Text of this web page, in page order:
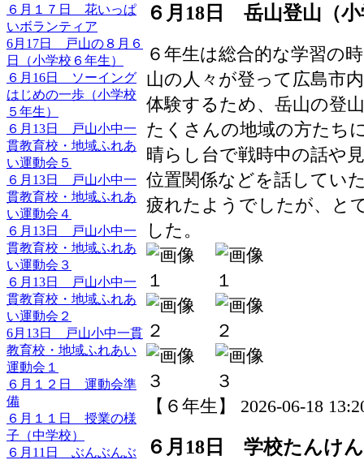
６月１７日 花いっぱ
いボランティア
6月17日 戸山の８月６
日（小学校６年生）
６月16日 ソーイング
はじめの一歩（小学校
５年生）
６月13日 戸山小中一
貫教育校・地域ふれあ
い運動会５
６月13日 戸山小中一
貫教育校・地域ふれあ
い運動会４
６月13日 戸山小中一
貫教育校・地域ふれあ
い運動会３
６月13日 戸山小中一
貫教育校・地域ふれあ
い運動会２
6月13日 戸山小中一貫
教育校・地域ふれあい
運動会１
６月１２日 運動会準
備
６月１１日 授業の様
子（中学校）
６月11日 ぶんぶんぶ
６月18日 岳山登山（
６年生は総合的な学習の
山の人々が登って広島市
体験するため、岳山の登
たくさんの地域の方たち
晴らし台で戦時中の話や
位置関係などを話してい
疲れたようでしたが、と
した。
【６年生】 2026-06-18
６月18日 学校たんけ